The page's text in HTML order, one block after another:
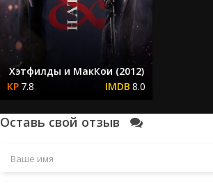
Хэтфилды и МакКои (2012)
7.8
8.0
Оставь свой отзыв